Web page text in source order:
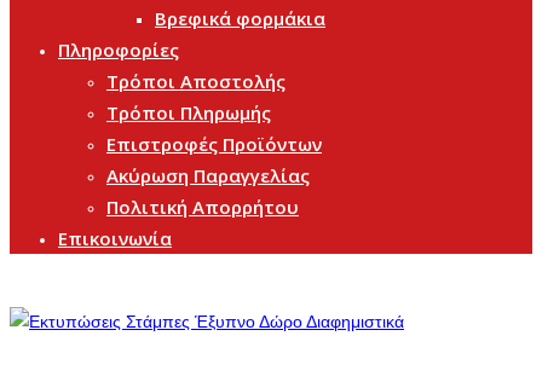
Βρεφικά φορμάκια
Πληροφορίες
Τρόποι Αποστολής
Τρόποι Πληρωμής
Επιστροφές Προϊόντων
Ακύρωση Παραγγελίας
Πολιτική Απορρήτου
Επικοινωνία